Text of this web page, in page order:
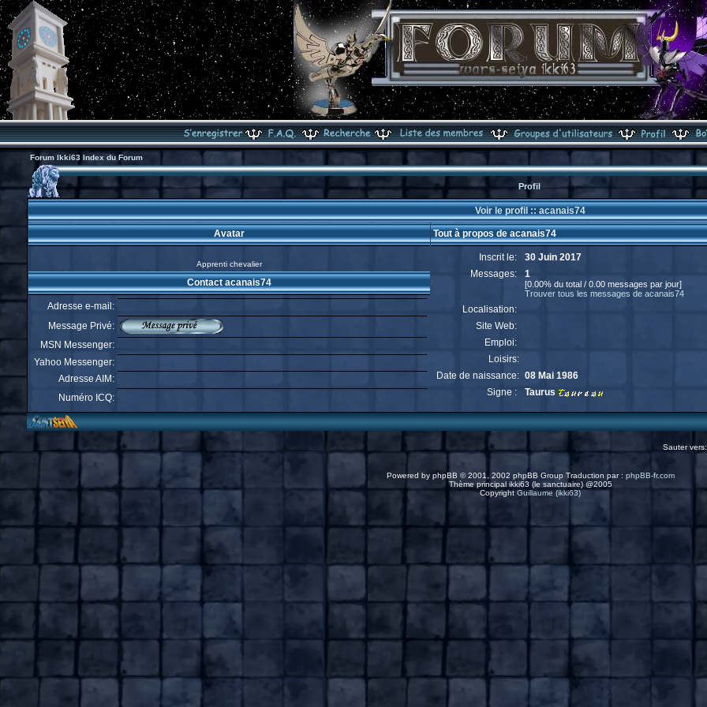
Forum Ikki63 Index du Forum
Profil
Voir le profil :: acanais74
Avatar Tout à propos de acanais74
Apprenti chevalier
Inscrit le:
30 Juin 2017
Messages:
1
[0.00% du total / 0.00 messages par jour]
Trouver tous les messages de acanais74
Localisation:
Site Web:
Emploi:
Loisirs:
Date de naissance: 08 Mai 1986
Signe :
Taurus
Contact acanais74
Adresse e-mail:
Message Privé:
MSN Messenger:
Yahoo Messenger:
Adresse AIM:
Numéro ICQ:
Sauter
Powered by phpBB © 2001, 2002 phpBB Group Traduction par : phpBB-fr.com
Thème principal ikki63 (le sanctuaire) @2005
Copyright Guillaume (ikki63)